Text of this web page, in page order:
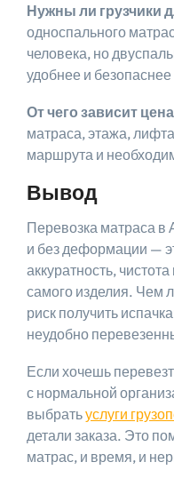
Нужны ли грузчики
односпального
человека, но
удобнее и безопаснее
От чего зависит
матраса, этажа,
маршрута и
Вывод
Перевозка матраса в
и без деформации —
аккуратность,
самого изделия. Чем
риск получить
неудобно
Если хочешь
с нормальной
выбратьуслуги
детали заказа. Это
матрас, и время, и